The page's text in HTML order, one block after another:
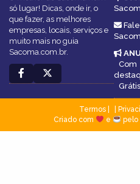
só lugar! Dicas, onde ir, o
que fazer, as melhores
empresas, locais, serviços e
muito mais no guia
Sacoma.com.br.
Com
Grátis
Termos
Criado com
e pelo